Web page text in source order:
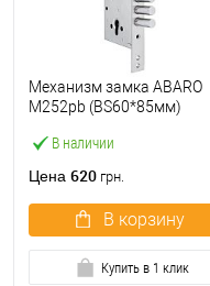
В наличии
Механизм замка ABARO
M252pb (BS60*85мм)
упаковки без отв.планки
Цена 620 грн.
В корзину
Купить в 1 клик